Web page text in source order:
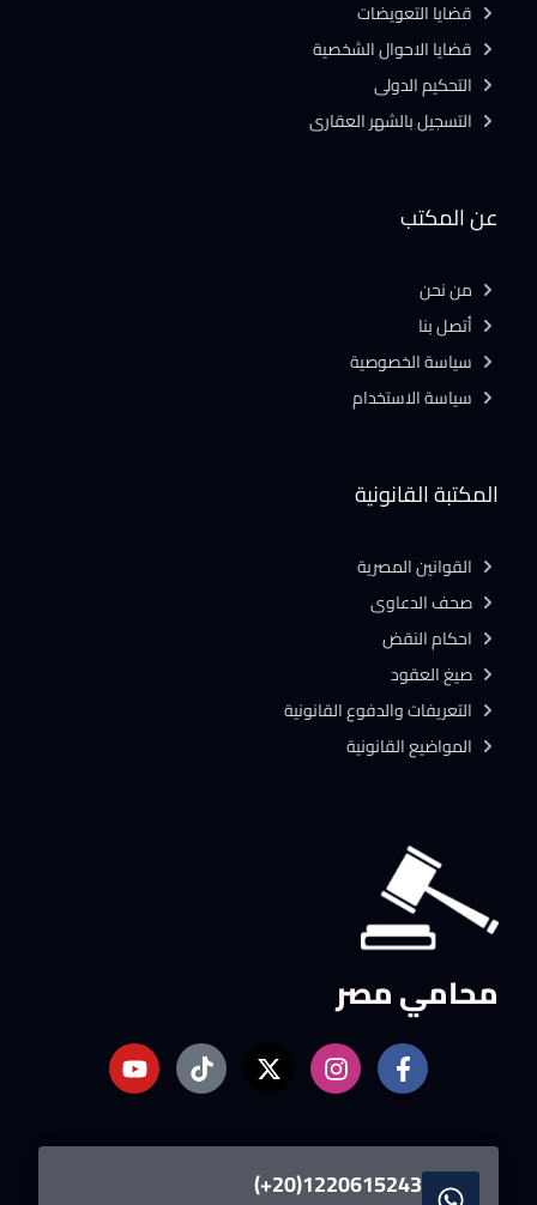
محامي مصر
1220615243(20+)
المكتبة القانونية
القوانين المصرية
صحف الدعاوى
احكام النقض
صيغ العقود
التعريفات والدفوع القانونية
المواضيع القانونية
عن المكتب
من نحن
أتصل بنا
سياسة الخصوصية
سياسة الاستخدام
قضايا التعويضات
قضايا الاحوال الشخصية
التحكيم الدولى
التسجيل بالشهر العقارى